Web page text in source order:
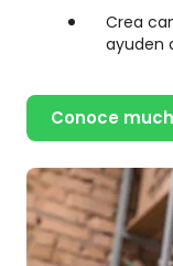
Crea
ayuden
Conoce